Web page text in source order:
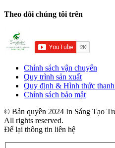
Theo dõi chúng tôi trên
Chính sách vận chuyển
Quy trình sản xuất
Quy định & Hình thức thanh
Chính sách bảo mật
© Bản quyền 2024 In Sáng Tạo
All rights reserved.
Để lại thông tin liên hệ